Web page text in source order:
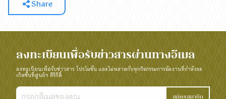
Share
ลงทะเบียนเพื่อรับข่าวสารผ่านทางอีเมล
ลงทะเบียนเพื่อรับข่าวสาร โปรโมชั่น และไม่พลาดกับทุกกิจกรรมการจัดงานที่กำลังจะ
เกิดขึ้นที่ศูนย์ฯ สิริกิติ์
สมัครสมาชิก